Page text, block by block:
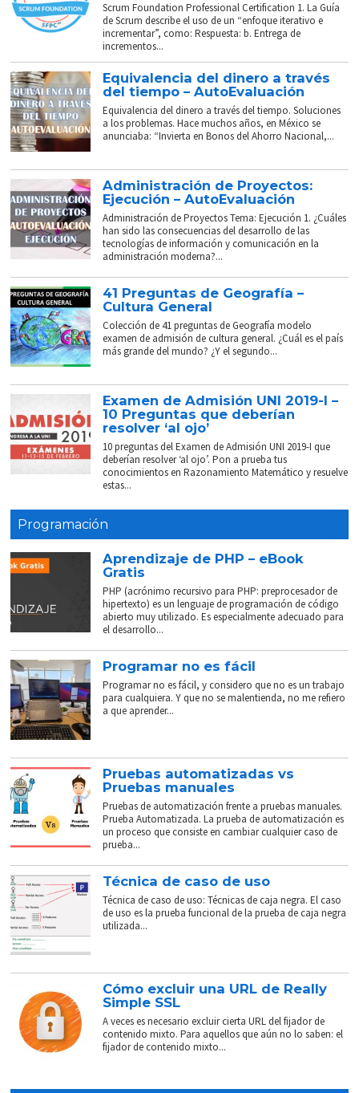
Scrum Foundation Professional Certification 1. La Guía
de Scrum describe el uso de un “enfoque iterativo e
incrementar”, como: Respuesta: b. Entrega de
incrementos...
Equivalencia del dinero a través
del tiempo – AutoEvaluación
Equivalencia del dinero a través del tiempo. Soluciones
a los problemas. Hace muchos años, en México se
anunciaba: “Invierta en Bonos del Ahorro Nacional,...
Administración de Proyectos:
Ejecución – AutoEvaluación
Administración de Proyectos Tema: Ejecución 1. ¿Cuáles
han sido las consecuencias del desarrollo de las
tecnologías de información y comunicación en la
administración moderna?...
41 Preguntas de Geografía –
Cultura General
Colección de 41 preguntas de Geografía modelo
examen de admisión de cultura general. ¿Cuál es el país
más grande del mundo? ¿Y el segundo...
Examen de Admisión UNI 2019-I –
10 Preguntas que deberían
resolver ‘al ojo’
10 preguntas del Examen de Admisión UNI 2019-I que
deberían resolver ‘al ojo’. Pon a prueba tus
conocimientos en Razonamiento Matemático y resuelve
estas...
Programación
Aprendizaje de PHP – eBook
Gratis
PHP (acrónimo recursivo para PHP: preprocesador de
hipertexto) es un lenguaje de programación de código
abierto muy utilizado. Es especialmente adecuado para
el desarrollo...
Programar no es fácil
Programar no es fácil, y considero que no es un trabajo
para cualquiera. Y que no se malentienda, no me refiero
a que aprender...
Pruebas automatizadas vs
Pruebas manuales
Pruebas de automatización frente a pruebas manuales.
Prueba Automatizada. La prueba de automatización es
un proceso que consiste en cambiar cualquier caso de
prueba...
Técnica de caso de uso
Técnica de caso de uso: Técnicas de caja negra. El caso
de uso es la prueba funcional de la prueba de caja negra
utilizada...
Cómo excluir una URL de Really
Simple SSL
A veces es necesario excluir cierta URL del fijador de
contenido mixto. Para aquellos que aún no lo saben: el
fijador de contenido mixto...